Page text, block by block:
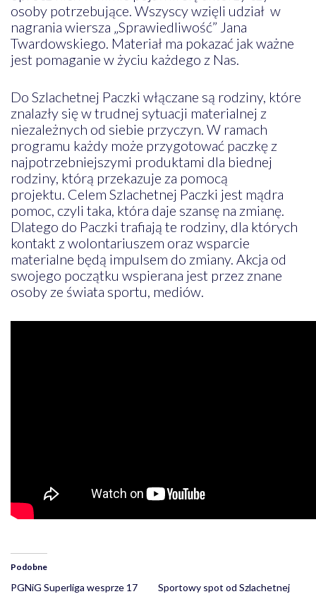
osoby potrzebujące. Wszyscy wzięli udział w
nagrania wiersza „Sprawiedliwość” Jana
Twardowskiego. Materiał ma pokazać jak ważne
jest pomaganie w życiu każdego z Nas.
Do Szlachetnej Paczki włączane są rodziny, które
znalazły się w trudnej sytuacji materialnej z
niezależnych od siebie przyczyn. W ramach
programu każdy może przygotować paczkę z
najpotrzebniejszymi produktami dla biednej
rodziny, którą przekazuje za pomocą
projektu. Celem Szlachetnej Paczki jest mądra
pomoc, czyli taka, która daje szansę na zmianę.
Dlatego do Paczki trafiają te rodziny, dla których
kontakt z wolontariuszem oraz wsparcie
materialne będą impulsem do zmiany. Akcja od
swojego początku wspierana jest przez znane
osoby ze świata sportu, mediów.
Podobne
PGNiG Superliga wesprze 17
Sportowy spot od Szlachetnej